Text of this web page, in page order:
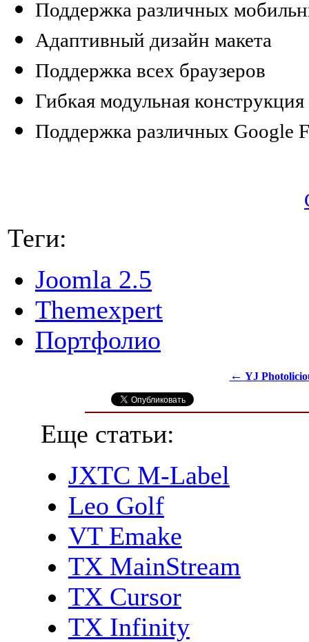
Поддержка различных
Адаптивный дизайн макета
Поддержка всех браузеров
Гибкая модульная конструкция
Поддержка различных Google
Теги:
Joomla 2.5
Themexpert
Портфолио
← YJ
Еще статьи:
JXTC M-Label
Leo Golf
VT Emake
TX MainStream
TX Cursor
TX Infinity